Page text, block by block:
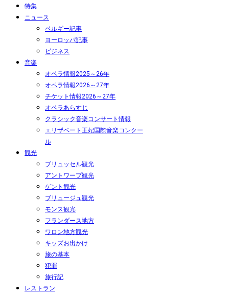
特集
ニュース
ベルギー記事
ヨーロッパ記事
ビジネス
音楽
オペラ情報2025～26年
オペラ情報2026～27年
チケット情報2026～27年
オペラあらすじ
クラシック音楽コンサート情報
エリザベート王妃国際音楽コンクー
ル
観光
ブリュッセル観光
アントワープ観光
ゲント観光
ブリュージュ観光
モンス観光
フランダース地方
ワロン地方観光
キッズお出かけ
旅の基本
犯罪
旅行記
レストラン